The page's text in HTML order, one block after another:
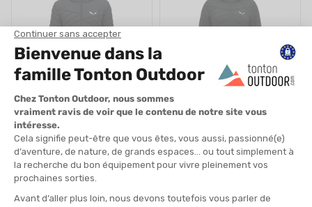
SALEWA
DOUDOUNE BRENTA RDS HOMME
EN STOCK - EXPÉDIÉ EN 24/48H
SALEWA
DOUDOUNE BRENTA RDS FEMME
EN STOCK - EXPÉDIÉ EN 24/48H